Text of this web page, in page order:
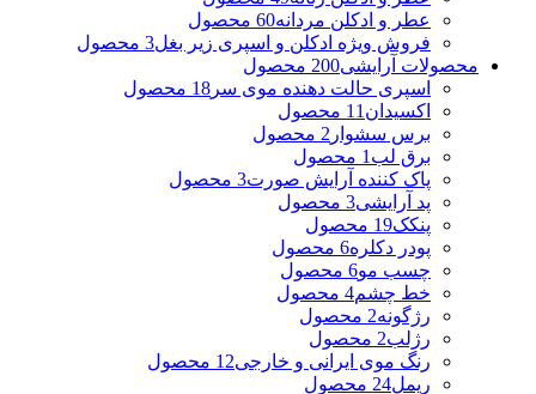
عطر و ادکلن مردانه60 محصول
فروش ویژه ادکلن و اسپری زیر بغل3 محصول
محصولات آرایشی200 محصول
اسپری حالت دهنده موی سر 18 محصول
اکسیدان 11 محصول
برس سشوار 2 محصول
برق لب 1 محصول
پاک کننده آرایش صورت3 محصول
پد آرایشی3 محصول
پنکک19 محصول
پودر دکلره6 محصول
چسب مو6 محصول
خط چشم4 محصول
رژگونه2 محصول
رژلب2 محصول
رنگ موی ایرانی و خارجی12 محصول
ریمل24 محصول